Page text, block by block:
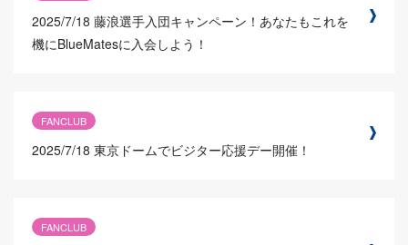
2025/7/18 藤浪選手入団キャンペーン！あなたもこれを
機にBlueMatesに入会しよう！
FANCLUB
2025/7/18 東京ドームでビジター応援デー開催！
FANCLUB